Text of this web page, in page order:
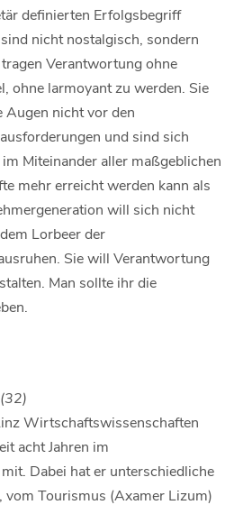
definierten Erfolgsbegriff
nicht nostalgisch, sondern
Verantwortung ohne
ohne larmoyant zu werden. Sie
Augen nicht vor den
und sind sich
Miteinander aller maßgeblichen
mehr erreicht werden kann als
will sich nicht
Lorbeer der
Sie will Verantwortung
Man sollte ihr die
Wirtschaftswissenschaften
acht Jahren im
Dabei hat er unterschiedliche
vom Tourismus (Axamer Lizum)